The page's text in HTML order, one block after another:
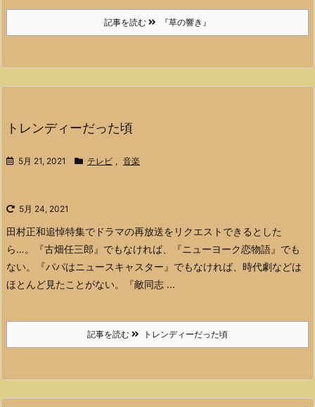
記事を読む 『草の響き』
トレンディーだった頃
5月 21, 2021 テレビ , 音楽
5月 24, 2021
田村正和追悼特集でドラマの再放送をリクエストできるとした
ら…。
『古畑任三郎』でもなければ、『ニューヨーク恋物語』でも
ない。『パパはニュースキャスター』でもなければ、時代劇などは
ほとんど見たことがない。『敵同志 ...
記事を読む トレンディーだった頃